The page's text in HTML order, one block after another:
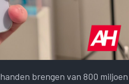
brengen van 800 miljoen